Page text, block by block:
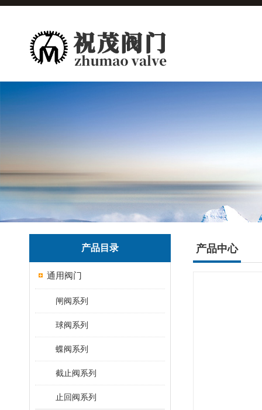
产品目录
通用阀门
闸阀系列
球阀系列
蝶阀系列
截止阀系列
止回阀系列
产品中心